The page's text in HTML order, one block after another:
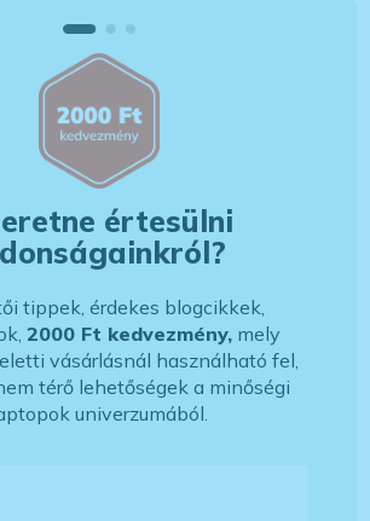
értesülni
tippek, érdekes blogcikkek,
2000 Ft kedvezmény, mely
vásárlásnál használható fel,
térő lehetőségek a minőségi
univerzumából.